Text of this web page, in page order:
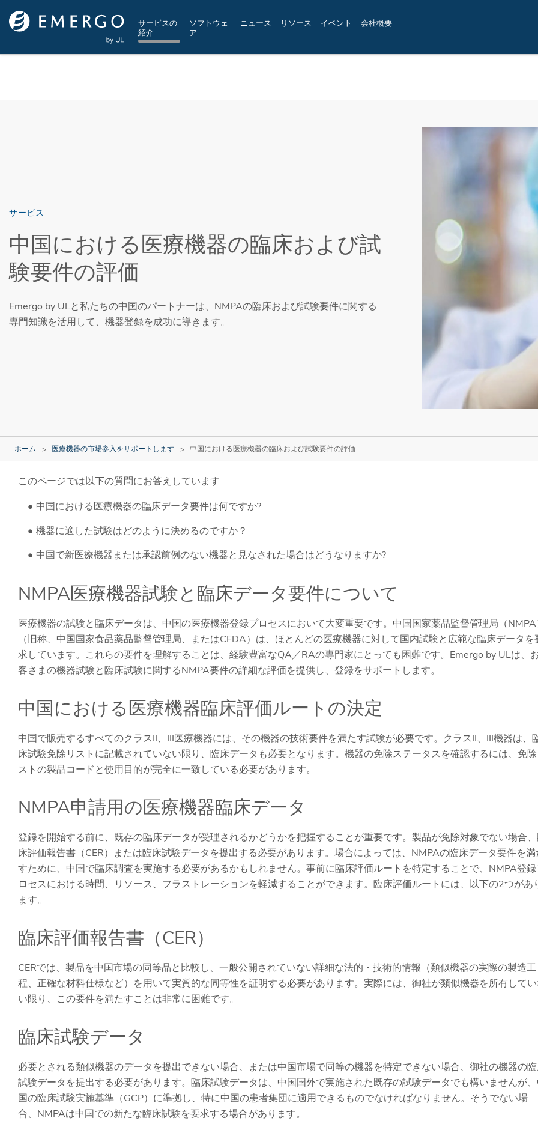
Skip to main content
サービスの
紹介
ソフトウェ
ア
ニュース リソース イベント 会社概要
サービス
中国における医療機器の臨床および試
験要件の評価
Emergo by ULと私たちの中国のパートナーは、NMPAの臨床および試験要件に関する
専門知識を活用して、機器登録を成功に導きます。
ホーム 医療機器の市場参入をサポートします 中国における医療機器の臨床および試験要件の評価
このページでは以下の質問にお答えしています
中国における医療機器の臨床データ要件は何ですか?
機器に適した試験はどのように決めるのですか？
中国で新医療機器または承認前例のない機器と見なされた場合はどうなりますか?
NMPA医療機器試験と臨床データ要件について
医療機器の試験と臨床データは、中国の医療機器登録プロセスにおいて大変重要です。中国国家薬品監督管理局（
（旧称、中国国家食品薬品監督管理局、またはCFDA）は、ほとんどの医療機器に対して国内試験と広範な臨床データを
求しています。これらの要件を理解することは、経験豊富なQA／RAの専門家にとっても困難です。Emergo by ULは、
客さまの機器試験と臨床試験に関するNMPA要件の詳細な評価を提供し、登録をサポートします。
中国における医療機器臨床評価ルートの決定
中国で販売するすべてのクラスII、III医療機器には、その機器の技術要件を満たす試験が必要です。クラスII、III機器は、
床試験免除リストに記載されていない限り、臨床データも必要となります。機器の免除ステータスを確認するには、免
ストの製品コードと使用目的が完全に一致している必要があります。
NMPA申請用の医療機器臨床データ
登録を開始する前に、既存の臨床データが受理されるかどうかを把握することが重要です。製品が免除対象でない場合
床評価報告書（CER）または臨床試験データを提出する必要があります。場合によっては、NMPAの臨床データ要件を満
すために、中国で臨床調査を実施する必要があるかもしれません。事前に臨床評価ルートを特定することで、NMPA登
ロセスにおける時間、リソース、フラストレーションを軽減することができます。臨床評価ルートには、以下の2つがあ
ます。
臨床評価報告書（CER）
CERでは、製品を中国市場の同等品と比較し、一般公開されていない詳細な法的・技術的情報（類似機器の実際の製造工
程、正確な材料仕様など）を用いて実質的な同等性を証明する必要があります。実際には、御社が類似機器を所有して
い限り、この要件を満たすことは非常に困難です。
臨床試験データ
必要とされる類似機器のデータを提出できない場合、または中国市場で同等の機器を特定できない場合、御社の機器の
試験データを提出する必要があります。臨床試験データは、中国国外で実施された既存の試験データでも構いませんが
国の臨床試験実施基準（GCP）に準拠し、特に中国の患者集団に適用できるものでなければなりません。そうでない場
合、NMPAは中国での新たな臨床試験を要求する場合があります。